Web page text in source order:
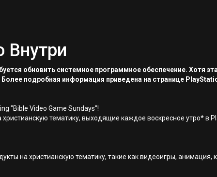
Внутри
обновить системное программное обеспечение. Хотя
подробная информация приведена на странице
"Bible Video Game Sundays"!
тематику, выходящие каждое воскресное утро* в
на христианскую тематику, такие как видеоигры,